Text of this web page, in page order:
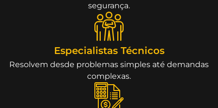
segurança.
Especialistas Técnicos
Resolvem desde problemas simples até demandas
complexas.